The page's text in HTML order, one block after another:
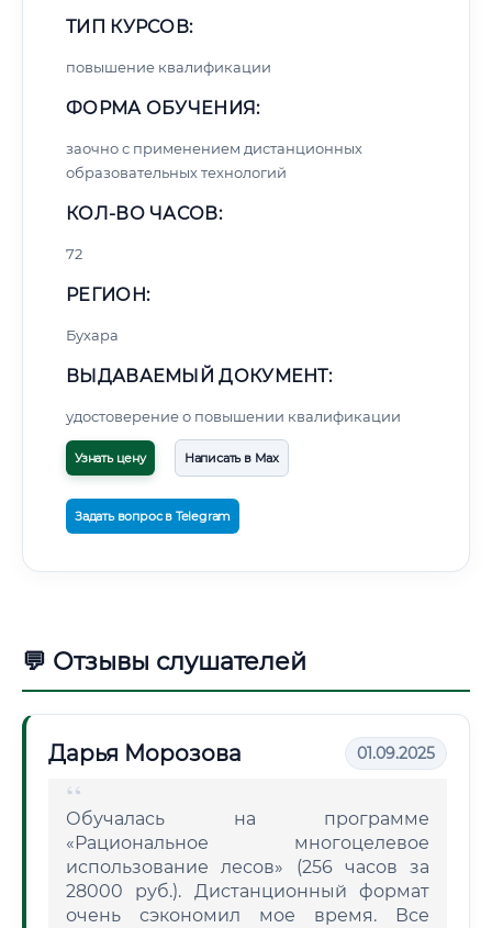
ТИП КУРСОВ:
повышение квалификации
ФОРМА ОБУЧЕНИЯ:
заочно с применением дистанционных
образовательных технологий
КОЛ-ВО ЧАСОВ:
72
РЕГИОН:
Бухара
ВЫДАВАЕМЫЙ ДОКУМЕНТ:
удостоверение о повышении квалификации
Узнать цену Написать в Max
Задать вопрос в Telegram
💬 Отзывы слушателей
Дарья Морозова 01.09.2025
Обучалась на программе
«Рациональное многоцелевое
использование лесов» (256 часов за
28000 руб.). Дистанционный формат
очень сэкономил мое время. Все